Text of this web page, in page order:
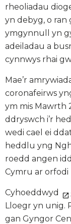
rheoliadau
yn debyg, o ran
ymgynnull yn
adeiladau a
cynnwys rhai
Mae’r
coronafeirws
ym mis Mawrth
ddryswch i’r
wedi cael ei
heddlu yng
roedd angen
Cymru ar
Cyhoeddwyd
Lloegr yn unig.
gan Gyngor